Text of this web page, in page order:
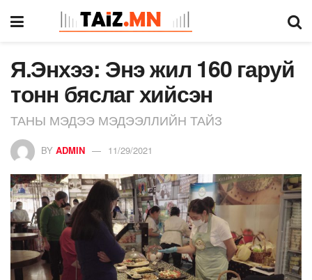
Я.Энхээ: Энэ жил 160 гаруй
тонн бяслаг хийсэн
ТАНЫ МЭДЭЭ МЭДЭЭЛЛИЙН ТАЙЗ
BY ADMIN 11/29/2021